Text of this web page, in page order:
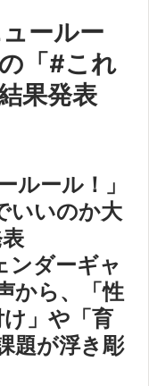
ールー
「#これ
果発表
ルール！」
いいのか大
ンダーギャ
から、「性
」や「育
題が浮き彫